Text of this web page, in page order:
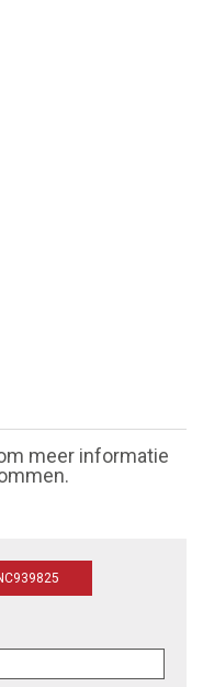
meer informatie